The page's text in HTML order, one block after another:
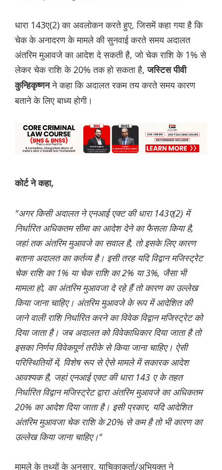
धारा 143ए(2) का अवलोकन करते हुए, जिसमें कहा गया है कि
चेक के अनादरण के मामले की सुनवाई करते समय अदालत
अंतरिम मुआवजे का आदेश दे सकती है, जो चेक राशि के 1% से
लेकर चेक राशि के 20% तक हो सकता है,जस्टिस पीवी
कुन्हिकृष्णनने कहा कि अदालत रकम तय करते समय कारण
बताने के लिए बाध्य होगी।
कोर्ट ने कहा,
"अगर किसी अदालत ने एनआई एक्ट की धारा 143ए(2) में
निर्धारित अधिकतम सीमा का आदेश देने का फैसला किया है,
जहां तक ​​अंतरिम मुआवजे का सवाल है, तो इसके लिए कारण
बताना अदालत का कर्तव्य है। इसी तरह यदि विद्वान मजिस्ट्रेट
चेक राशि का 1% या चेक राशि का 2% या 3%, जैसा भी
मामला हो, का अंतरिम मुआवजा दे रहे हैं तो कारण का उल्लेख
किया जाना चाहिए। अंतरिम मुआवजे के रूप में आदेशित की
जाने वाली राशि निर्धारित करने का विवेक विद्वान मजिस्ट्रेट को
दिया जाता है। जब अदालत को विवेकाधिकार दिया जाता है तो
इसका निर्णय विवेकपूर्ण तरीके से किया जाना चाहिए। ऐसी
परिस्थितियों में, विशेष रूप से ऐसे मामले में सकारक आदेश
आवश्यक है, जहां एनआई एक्ट की धारा 143 ए के तहत
निर्धारित विद्वान मजिस्ट्रेट द्वारा अंतरिम मुआवजे का अधिकतम
20% का आदेश दिया जाता है। इसी प्रकार, यदि आदेशित
अंतरिम मुआवजा चेक राशि के 20% से कम है तो भी कारण का
उल्लेख किया जाना चाहिए।"
मामले के तथ्यों के अनुसार, याचिकाकर्ता/अभियुक्त ने